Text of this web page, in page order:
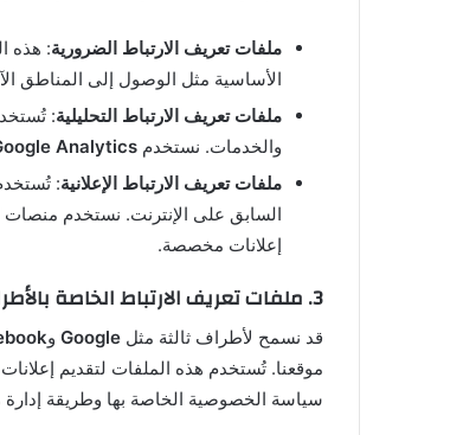
ملفات تعريف الارتباط الضرورية: هذه
الأساسية مثل الوصول إلى المناطق
ملفات تعريف الارتباط التحليلية:
والخدمات. نستخدم Analytics
ملفات تعريف الارتباط الإعلانية:
السابق على الإنترنت. نستخدم منصات
إعلانات مخصصة.
3. ملفات تعريف الارتباط الخاصة
قد نسمح لأطراف ثالثة مثل Google و
موقعنا. تُستخدم هذه الملفات لتقديم
سياسة الخصوصية الخاصة بها وطريقة إدارة